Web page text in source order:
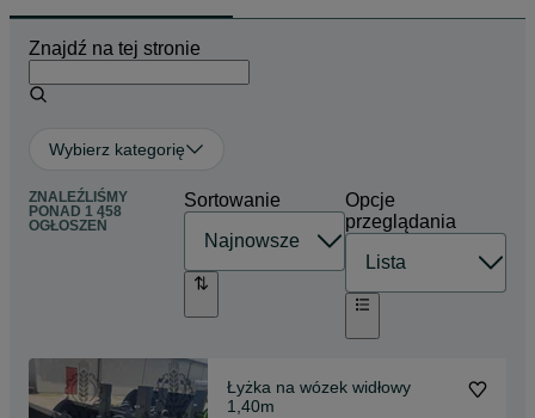
Znajdź na tej stronie
Wybierz kategorię
ZNALEŹLIŚMY
PONAD 1 458
OGŁOSZEŃ
Sortowanie
Opcje
przeglądania
Łyżka na wózek widłowy
1,40m